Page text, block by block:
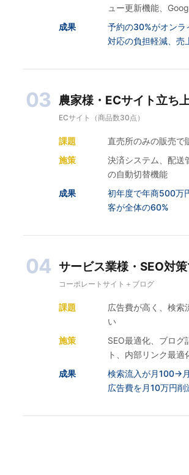
ュー更新機能、
成果
予約の30%がオンラ
対応の負担軽減、売
03 農家様・ECサイト立ち
ECサイト（商品数30点）
課題
直売所のみの販売で
施策
決済システム、配送
の自動切替機能
成果
初年度で年商500万
客が全体の60%
04 サービス業様・SEO対
コーポレートサイト＋ブログ
課題
広告費が高く、検索
い
施策
SEO最適化、ブログ
ト、内部リンク最適
成果
検索流入が月100→
広告費を月10万円削